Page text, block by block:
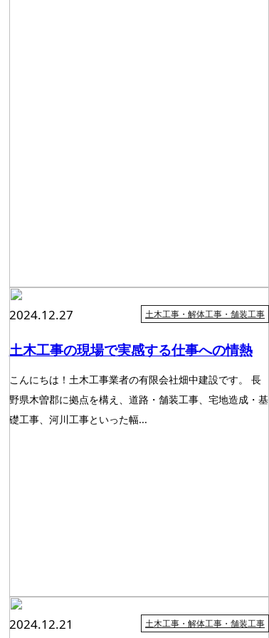
2024.12.27 土木工事・解体工事・舗装工事
土木工事の現場で実感する仕事への情熱
こんにちは！土木工事業者の有限会社畑中建設です。 長
野県木曽郡に拠点を構え、道路・舗装工事、宅地造成・基
礎工事、河川工事といった幅...
2024.12.21 土木工事・解体工事・舗装工事